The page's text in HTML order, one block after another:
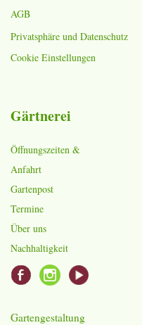
AGB
Privatsphäre und Datenschutz
Cookie Einstellungen
Gärtnerei
Öffnungszeiten &
Anfahrt
Gartenpost
Termine
Über uns
Nachhaltigkeit
Gartengestaltung